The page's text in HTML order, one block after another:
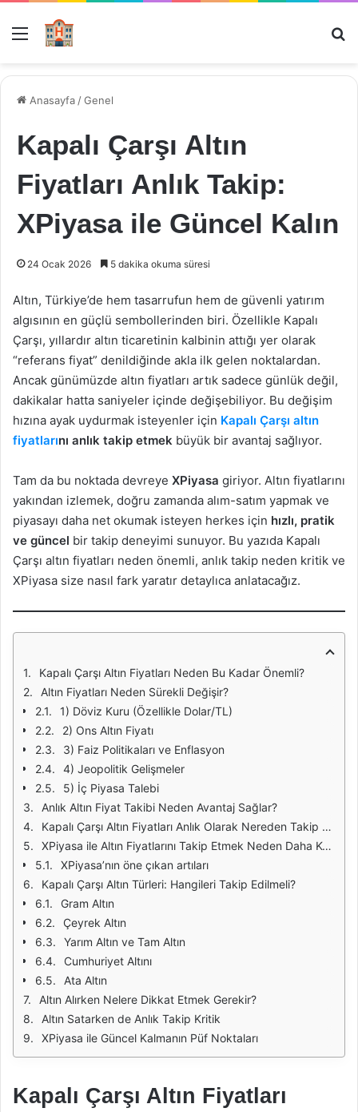
Menü
Anasayfa /Genel
Kapalı Çarşı Altın
Fiyatları Anlık Takip:
XPiyasa ile Güncel Kalın
24 Ocak 2026 5 dakika okuma süresi
Altın, Türkiye’de hem tasarrufun hem de güvenli yatırım
algısının en güçlü sembollerinden biri. Özellikle Kapalı
Çarşı, yıllardır altın ticaretinin kalbinin attığı yer olarak
“referans fiyat” denildiğinde akla ilk gelen noktalardan.
Ancak günümüzde altın fiyatları artık sadece günlük değil,
dakikalar hatta saniyeler içinde değişebiliyor. Bu değişim
hızına ayak uydurmak isteyenler için Kapalı Çarşı altın
fiyatlarını anlık takip etmek büyük bir avantaj sağlıyor.
Tam da bu noktada devreye XPiyasa giriyor. Altın fiyatlarını
yakından izlemek, doğru zamanda alım-satım yapmak ve
piyasayı daha net okumak isteyen herkes için hızlı, pratik
ve güncel bir takip deneyimi sunuyor. Bu yazıda Kapalı
Çarşı altın fiyatları neden önemli, anlık takip neden kritik ve
XPiyasa size nasıl fark yaratır detaylıca anlatacağız.
Kapalı Çarşı Altın Fiyatları Neden Bu Kadar Önemli?
Altın Fiyatları Neden Sürekli Değişir?
1) Döviz Kuru (Özellikle Dolar/TL)
2) Ons Altın Fiyatı
3) Faiz Politikaları ve Enflasyon
4) Jeopolitik Gelişmeler
5) İç Piyasa Talebi
Anlık Altın Fiyat Takibi Neden Avantaj Sağlar?
Kapalı Çarşı Altın Fiyatları Anlık Olarak Nereden Takip Edilir?
XPiyasa ile Altın Fiyatlarını Takip Etmek Neden Daha Kolay?
XPiyasa’nın öne çıkan artıları
Kapalı Çarşı Altın Türleri: Hangileri Takip Edilmeli?
Gram Altın
Çeyrek Altın
Yarım Altın ve Tam Altın
Cumhuriyet Altını
Ata Altın
Altın Alırken Nelere Dikkat Etmek Gerekir?
Altın Satarken de Anlık Takip Kritik
XPiyasa ile Güncel Kalmanın Püf Noktaları
Kapalı Çarşı Altın Fiyatları